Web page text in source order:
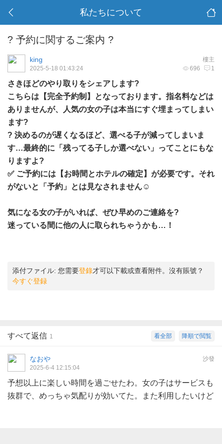
私たちについて
? 予約に関するご案内 ?
樓主
king
696 1
2025-5-18 01:43:24
さきほどのやり取りをシェアします?
こちらは【完全予約制】となっております。指名料などは
ありませんが、人気の女の子は本当にすぐ埋まってしまい
ます?
? 決めるのが遅くなるほど、選べる子が減ってしまいま
す…最終的に「残ってる子しか選べない」ってことにもな
りますよ?
✅ ご予約には【お時間とホテルの確定】が必要です。それ
がないと「予約」とは見なされません☺️
気になる女の子がいれば、ぜひ早めのご連絡を?
迷っている間に他の人に取られちゃうかも…！
添付ファイル: 您需要登錄才可以下載或查看附件。沒有賬號？
今すぐ登録
降順で閲覧
看全部
すべて返信 1
沙發
なおや
2025-6-4 12:15:04
予想以上に楽しい時間を過ごせたわ。女の子はサービスも
抜群で、めっちゃ気配りが効いてた。また利用したいけど